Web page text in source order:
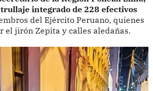
integrado de 228 efectivos
del Ejército Peruano, quienes
el jirón Zepita y calles aledañas.